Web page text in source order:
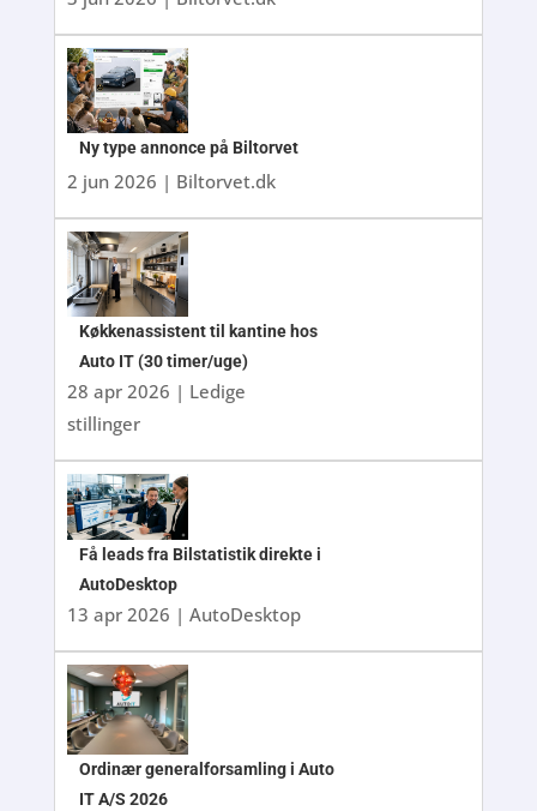
Ny type annonce på Biltorvet
2 jun 2026 | Biltorvet.dk
Køkkenassistent til kantine hos
Auto IT (30 timer/uge)
28 apr 2026 | Ledige
stillinger
Få leads fra Bilstatistik direkte i
AutoDesktop
13 apr 2026 | AutoDesktop
Ordinær generalforsamling i Auto
IT A/S 2026